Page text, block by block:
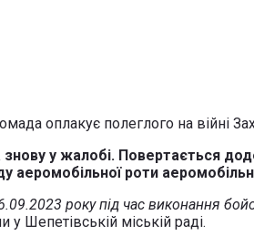
у жалобі. Повертається
аеромобільної роти
року під час виконання
у Шепетівській міській раді.